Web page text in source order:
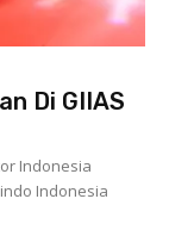
Di GIIAS
Indonesia
Indonesia